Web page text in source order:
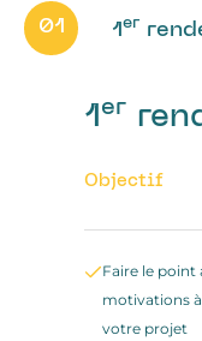
01 1er
1 er
Objectif
Faire le point
motivations
votre projet